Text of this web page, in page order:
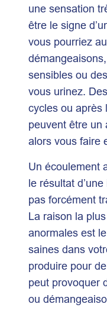
une sensation
être le signe
vous pourriez
sensibles ou
vous urinez.
cycles ou après
peuvent être un
alors vous faire
Un écoulement
le résultat
pas forcément
La raison la
anormales est
saines dans
produire pour
peut provoquer
ou